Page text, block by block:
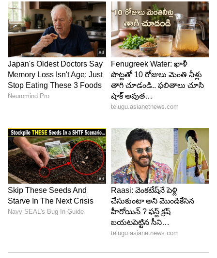
Image Credit :Cricket Australia Twitter
ఢిల్లీ క్యాపిటల్స్‌లో కీలక ఆటగాడు
ఈ రికార్డుతో అంతర్జాతీయ క్రికెట్‌లోకి అడుగుపెట్టిన జేక్
ఫ్రేజర్ మెక్‌గుర్క్.. ఆ తర్వాత ఐపీఎల్‌లో ఢిల్లీ క్యాపిటల్స్
జట్టులో కీలక ఆటగాడిగా మారాడు. ఐపీఎల్ 2025 మెగా
వేలం ముందు కూడా ఢిల్లీ క్యాపిటల్స్ జట్టు మెక్‌గుర్క్‌ను
రిటైన్ చేసుకుంది.